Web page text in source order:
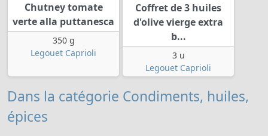
Chutney tomate
verte alla puttanesca
350 g
Legouet Caprioli
Coffret de 3 huiles
d'olive vierge extra
b...
3 u
Legouet Caprioli
Dans la catégorie Condiments, huiles,
épices